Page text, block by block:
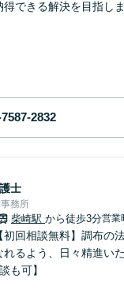
得できる解決を目指し
士
務所
柴崎駅 から徒歩3分営業
初回相談無料】調布
れるよう、日々精進い
も可】